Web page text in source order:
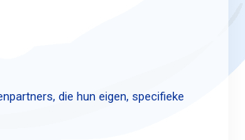
die hun eigen, specifieke